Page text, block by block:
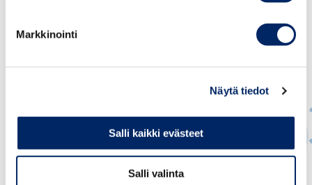
Markkinointi
Näytä tiedot
Salli kaikki evästeet
Salli valinta
Jukka Appelqvist